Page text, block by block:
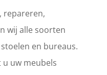
repareren,
wij alle soorten
en bureaus.
uw meubels